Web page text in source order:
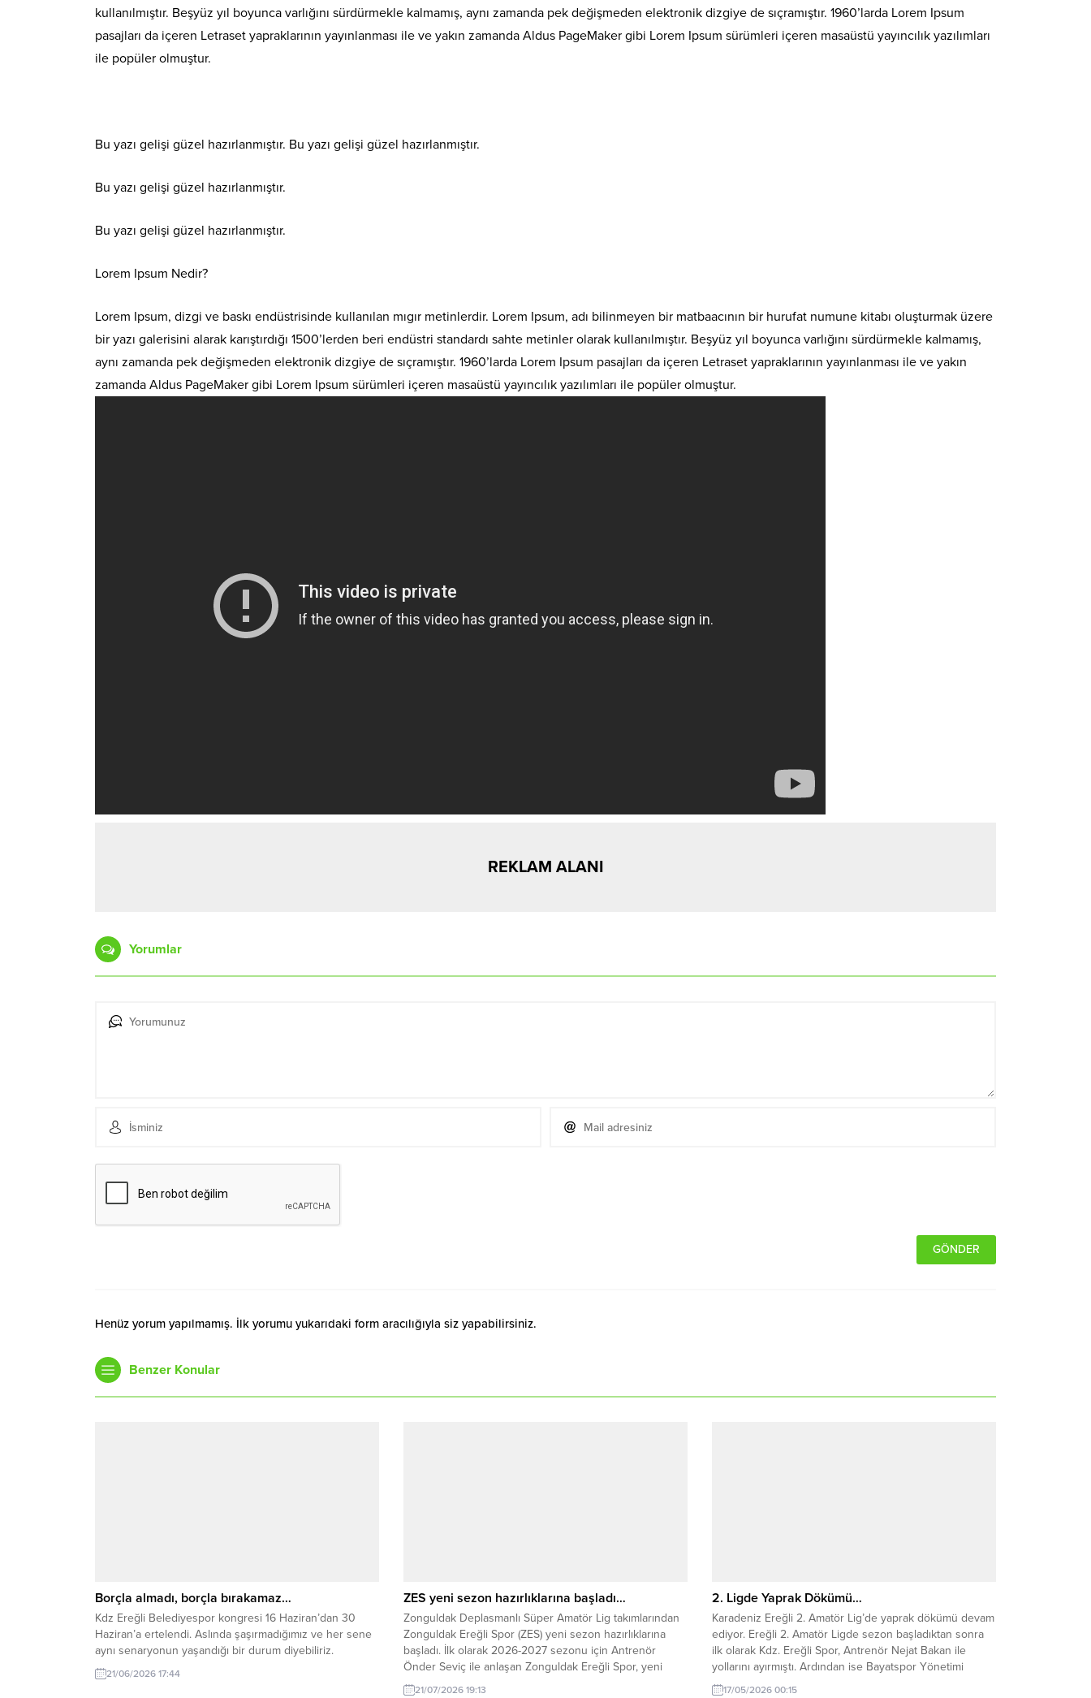
kullanılmıştır. Beşyüz yıl boyunca varlığını sürdürmekle kalmamış, aynı zamanda pek değişmeden elektronik dizgiye de sıçramıştır. 1960’larda Lorem Ipsum
pasajları da içeren Letraset yapraklarının yayınlanması ile ve yakın zamanda Aldus PageMaker gibi Lorem Ipsum sürümleri içeren masaüstü yayıncılık yazılımları
ile popüler olmuştur.
Bu yazı gelişi güzel hazırlanmıştır. Bu yazı gelişi güzel hazırlanmıştır.
Bu yazı gelişi güzel hazırlanmıştır.
Bu yazı gelişi güzel hazırlanmıştır.
Lorem Ipsum Nedir?
Lorem Ipsum, dizgi ve baskı endüstrisinde kullanılan mıgır metinlerdir. Lorem Ipsum, adı bilinmeyen bir matbaacının bir hurufat numune kitabı oluşturmak üzere
bir yazı galerisini alarak karıştırdığı 1500’lerden beri endüstri standardı sahte metinler olarak kullanılmıştır. Beşyüz yıl boyunca varlığını sürdürmekle kalmamış,
aynı zamanda pek değişmeden elektronik dizgiye de sıçramıştır. 1960’larda Lorem Ipsum pasajları da içeren Letraset yapraklarının yayınlanması ile ve yakın
zamanda Aldus PageMaker gibi Lorem Ipsum sürümleri içeren masaüstü yayıncılık yazılımları ile popüler olmuştur.
REKLAM ALANI
Yorumlar
Henüz yorum yapılmamış. İlk yorumu yukarıdaki form aracılığıyla siz yapabilirsiniz.
Benzer Konular
Borçla almadı, borçla bırakamaz…
Kdz Ereğli Belediyespor kongresi 16 Haziran’dan 30
Haziran’a ertelendi. Aslında şaşırmadığımız ve her sene
aynı senaryonun yaşandığı bir durum diyebiliriz.
21/06/2026 17:44
ZES yeni sezon hazırlıklarına başladı…
Zonguldak Deplasmanlı Süper Amatör Lig takımlarından
Zonguldak Ereğli Spor (ZES) yeni sezon hazırlıklarına
başladı. İlk olarak 2026-2027 sezonu için Antrenör
Önder Seviç ile anlaşan Zonguldak Ereğli Spor, yeni
sezon çalışmalarını start verdiğini açıkladı. Zonguldak
21/07/2026 19:13
2. Ligde Yaprak Dökümü…
Karadeniz Ereğli 2. Amatör Lig’de yaprak dökümü devam
ediyor. Ereğli 2. Amatör Ligde sezon başladıktan sonra
ilk olarak Kdz. Ereğli Spor, Antrenör Nejat Bakan ile
yollarını ayırmıştı. Ardından ise Bayatspor Yönetimi
Antrenör Görkem Özmen ile yollarını ayırma kararı aldı.
17/05/2026 00:15